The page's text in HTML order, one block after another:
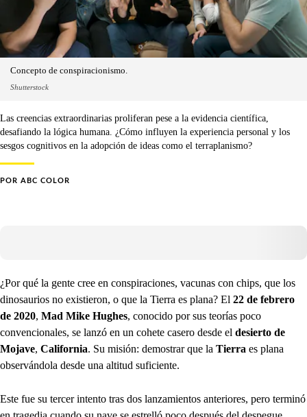
Concepto de conspiracionismo.
Shutterstock
Las creencias extraordinarias proliferan pese a la evidencia científica,
desafiando la lógica humana. ¿Cómo influyen la experiencia personal y los
sesgos cognitivos en la adopción de ideas como el terraplanismo?
POR ABC COLOR
¿Por qué la gente cree en conspiraciones, vacunas con chips, que los
dinosaurios no existieron, o que la Tierra es plana? El 22 de febrero
de 2020, Mad Mike Hughes, conocido por sus teorías poco
convencionales, se lanzó en un cohete casero desde el desierto de
Mojave, California. Su misión: demostrar que la Tierra es plana
observándola desde una altitud suficiente.
Este fue su tercer intento tras dos lanzamientos anteriores, pero terminó